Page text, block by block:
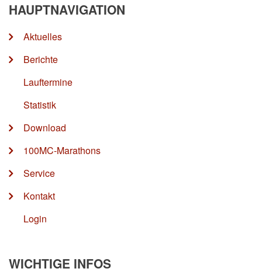
HAUPTNAVIGATION
Aktuelles
Berichte
Lauftermine
Statistik
Download
100MC-Marathons
Service
Kontakt
Login
WICHTIGE INFOS